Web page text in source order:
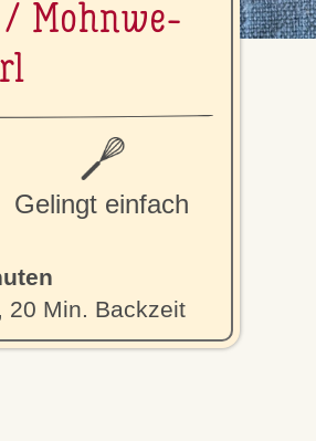
/ Mohn­we­
Gelingt einfach
20 Min. Backzeit